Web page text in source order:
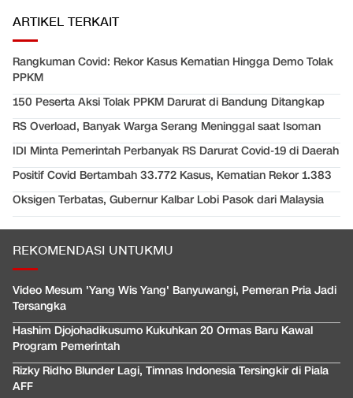
ARTIKEL TERKAIT
Rangkuman Covid: Rekor Kasus Kematian Hingga Demo Tolak
PPKM
150 Peserta Aksi Tolak PPKM Darurat di Bandung Ditangkap
RS Overload, Banyak Warga Serang Meninggal saat Isoman
IDI Minta Pemerintah Perbanyak RS Darurat Covid-19 di Daerah
Positif Covid Bertambah 33.772 Kasus, Kematian Rekor 1.383
Oksigen Terbatas, Gubernur Kalbar Lobi Pasok dari Malaysia
REKOMENDASI UNTUKMU
Video Mesum 'Yang Wis Yang' Banyuwangi, Pemeran Pria Jadi
Tersangka
Hashim Djojohadikusumo Kukuhkan 20 Ormas Baru Kawal
Program Pemerintah
Rizky Ridho Blunder Lagi, Timnas Indonesia Tersingkir di Piala
AFF